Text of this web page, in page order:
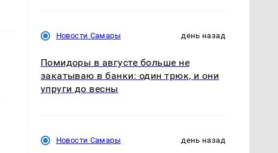
Новости Самары день назад
Помидоры в августе больше не
закатываю в банки: один трюк, и они
упруги до весны
Новости Самары день назад